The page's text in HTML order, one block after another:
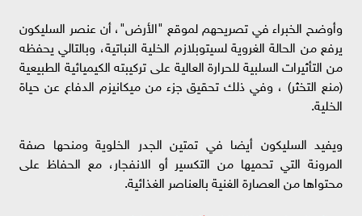
وأوضح الخبراء في تصريحهم لموقع "الأرض"، أن عنصر السليكون
يرفع من الحالة الغروية لسيتوبلازم الخلية النباتية، وبالتالي يحفظه
من التأثيرات السلبية للحرارة العالية على تركيبته الكيميائية الطبيعية
(منع التخثر) ، وفي ذلك تحقيق جزء من ميكانيزم الدفاع عن حياة
الخلية.
ويفيد السليكون أيضا في تمتين الجدر الخلوية ومنحها صفة
المرونة التي تحميها من التكسير أو الانفجار، مع الحفاظ على
محتواها من العصارة الغنية بالعناصر الغذائية.